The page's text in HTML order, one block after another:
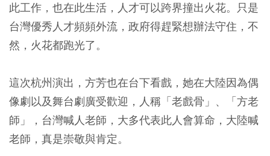
此工作，也在此生活，人才可以跨界撞出火花。只是
台灣優秀人才頻頻外流，政府得趕緊想辦法守住，不
然，火花都跑光了。
這次杭州演出，方芳也在台下看戲，她在大陸因為偶
像劇以及舞台劇廣受歡迎，人稱「老戲骨」、「方老
師」，台灣喊人老師，大多代表此人會算命，大陸喊
老師，真是崇敬與肯定。